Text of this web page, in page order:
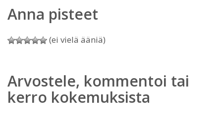
Anna pisteet
(ei vielä ääniä)
Arvostele, kommentoi tai
kerro kokemuksista